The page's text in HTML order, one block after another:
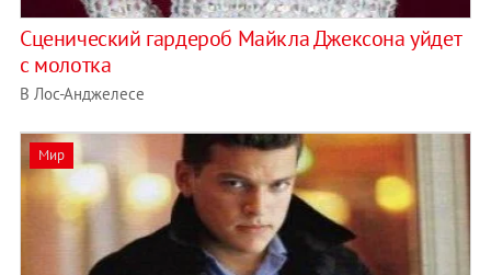
Сценический гардероб Майкла Джексона уйдет
с молотка
В Лос-Анджелесе
Мир